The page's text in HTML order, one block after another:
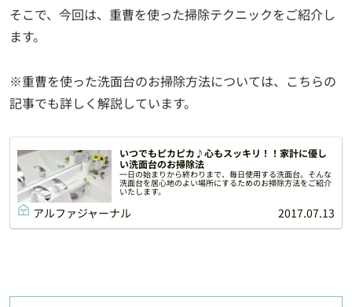
そこで、今回は、重曹を使った掃除テクニックをご紹介し
ます。
※重曹を使った洗面台のお掃除方法については、こちらの
記事でも詳しく解説しています。
いつでもピカピカ♪心もスッキリ！！家計に優し
い洗面台のお掃除法
一日の始まりから終わりまで、毎日使用する洗面台。そんな
洗面台を居心地のよい場所にするためのお掃除方法をご紹介
いたします。
アルファジャーナル 2017.07.13